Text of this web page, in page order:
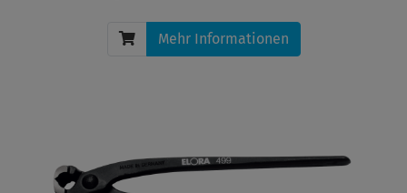
Mehr Informationen